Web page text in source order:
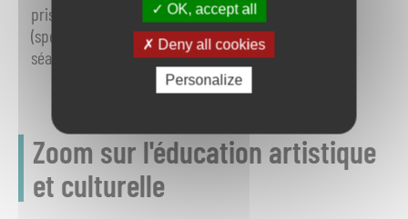
pris en charge par la communauté de communes
(spectacles Jeune Public, actions d’éveil artistique,
séances de cinéma au collège et au lycée…)
Zoom sur l'éducation artistique
et culturelle
OK, accept all
Deny all cookies
Personalize